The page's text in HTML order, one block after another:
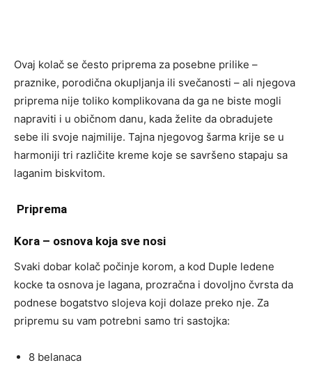
Ovaj kolač se često priprema za posebne prilike –
praznike, porodična okupljanja ili svečanosti – ali njegova
priprema nije toliko komplikovana da ga ne biste mogli
napraviti i u običnom danu, kada želite da obradujete
sebe ili svoje najmilije. Tajna njegovog šarma krije se u
harmoniji tri različite kreme koje se savršeno stapaju sa
laganim biskvitom.
Priprema
Kora – osnova koja sve nosi
Svaki dobar kolač počinje korom, a kod Duple ledene
kocke ta osnova je lagana, prozračna i dovoljno čvrsta da
podnese bogatstvo slojeva koji dolaze preko nje. Za
pripremu su vam potrebni samo tri sastojka:
8 belanaca